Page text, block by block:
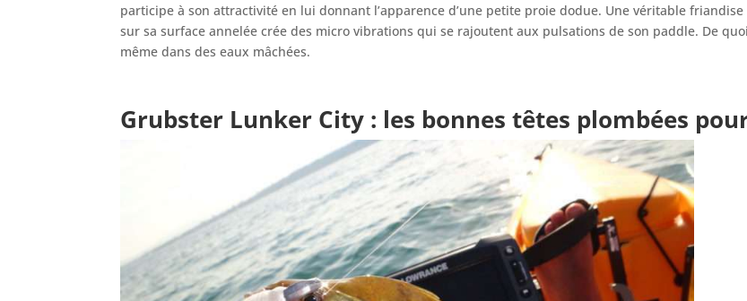
participe à son attractivité en lui donnant l’apparence d’une petite proie dodue. Une véritable
sur sa surface annelée crée des micro vibrations qui se rajoutent aux pulsations de son paddle. De
même dans des eaux mâchées.
Grubster Lunker City : les bonnes têtes plombées